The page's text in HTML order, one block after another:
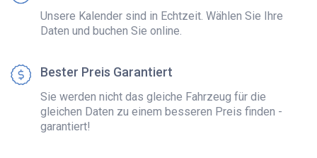
Unsere Kalender sind in Echtzeit. Wählen Sie Ihre
Daten und buchen Sie online.
Bester Preis Garantiert
Sie werden nicht das gleiche Fahrzeug für die
gleichen Daten zu einem besseren Preis finden -
garantiert!